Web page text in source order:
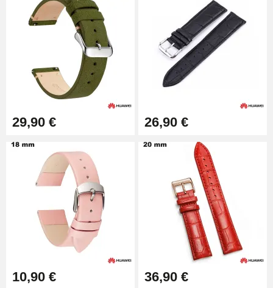
29,90 € 26,90 €
10,90 € 36,90 €